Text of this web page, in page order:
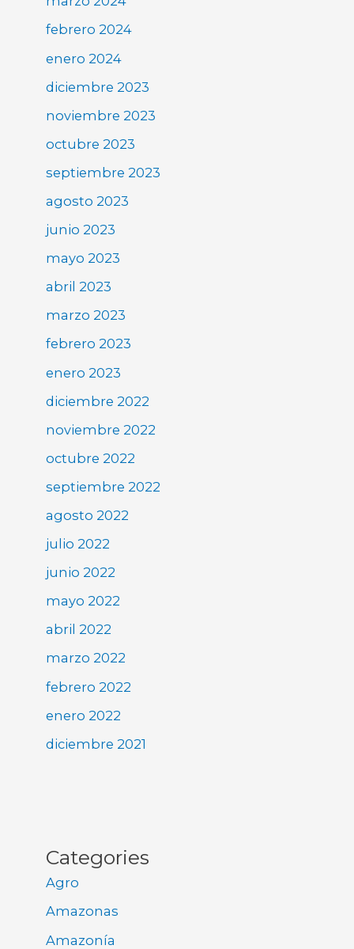
febrero 2024
enero 2024
diciembre 2023
noviembre 2023
octubre 2023
septiembre 2023
agosto 2023
junio 2023
mayo 2023
abril 2023
marzo 2023
febrero 2023
enero 2023
diciembre 2022
noviembre 2022
octubre 2022
septiembre 2022
agosto 2022
julio 2022
junio 2022
mayo 2022
abril 2022
marzo 2022
febrero 2022
enero 2022
diciembre 2021
Categories
Agro
Amazonas
Amazonía